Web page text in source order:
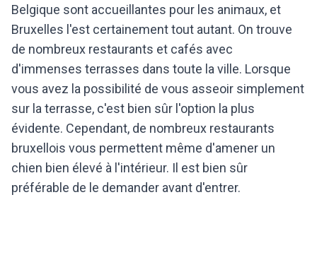
Belgique sont accueillantes pour les animaux, et
Bruxelles l'est certainement tout autant. On trouve
de nombreux restaurants et cafés avec
d'immenses terrasses dans toute la ville. Lorsque
vous avez la possibilité de vous asseoir simplement
sur la terrasse, c'est bien sûr l'option la plus
évidente. Cependant, de nombreux restaurants
bruxellois vous permettent même d'amener un
chien bien élevé à l'intérieur. Il est bien sûr
préférable de le demander avant d'entrer.